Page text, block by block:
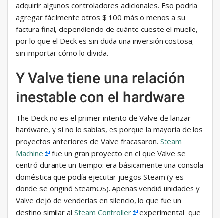
adquirir algunos controladores adicionales. Eso podría
agregar fácilmente otros $ 100 más o menos a su
factura final, dependiendo de cuánto cueste el muelle,
por lo que el Deck es sin duda una inversión costosa,
sin importar cómo lo divida.
Y Valve tiene una relación
inestable con el hardware
The Deck no es el primer intento de Valve de lanzar
hardware, y si no lo sabías, es porque la mayoría de los
proyectos anteriores de Valve fracasaron. Steam
Machine
fue un gran proyecto en el que Valve se
centró durante un tiempo: era básicamente una consola
doméstica que podía ejecutar juegos Steam (y es
donde se originó SteamOS). Apenas vendió unidades y
Valve dejó de venderlas en silencio, lo que fue un
destino similar al Steam Controller
experimental que